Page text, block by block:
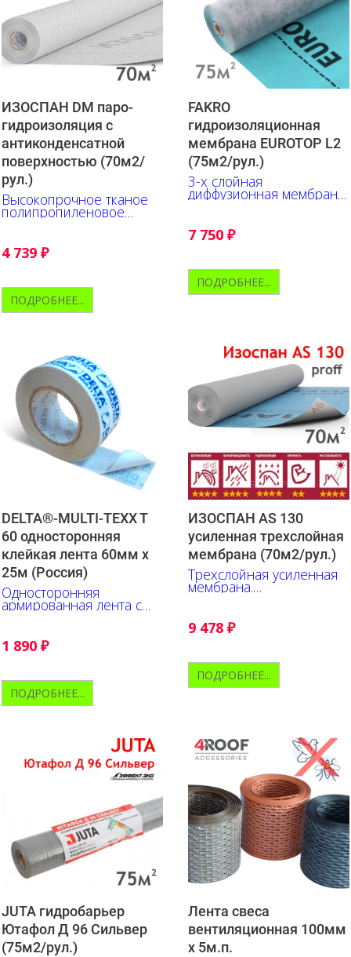
ИЗОСПАН DM паро-
гидроизоляция c
антиконденсатной
поверхностью (70м2/
рул.)
Высокопрочное тканое
полипропиленовое
полотно с
поверхностью
4 739 ₽
ПОДРОБНЕЕ...
FAKRO
гидроизоляционная
мембрана EUROTOP L2
(75м2/рул.)
3-х слойная
диффузионная мембрана
из полипропилена
7 750 ₽
ПОДРОБНЕЕ...
DELTA®-MULTI-TEXX T
60 односторонняя
клейкая лента 60мм х
25м (Россия)
Односторонняя
армированная лента с
высокой силой
1 890 ₽
ПОДРОБНЕЕ...
ИЗОСПАН AS 130
усиленная трехслойная
мембрана (70м2/рул.)
Трехслойная усиленная
мембрана.
Прфофессиональная
уровень.
9 478 ₽
ПОДРОБНЕЕ...
JUTA гидробарьер
Ютафол Д 96 Сильвер
(75м2/рул.)
Лента свеса
вентиляционная 100мм
х 5м.п.